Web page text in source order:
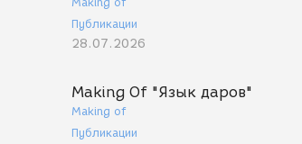
Публикации
28.07.2026
Making Of "Язык даров"
Making of
Публикации